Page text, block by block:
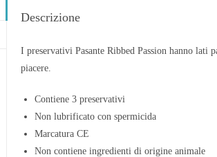
Descrizione
I preservativi Pasante Ribbed Passion hanno lati
piacere.
Contiene 3 preservativi
Non lubrificato con spermicida
Marcatura CE
Non contiene ingredienti di origine animale